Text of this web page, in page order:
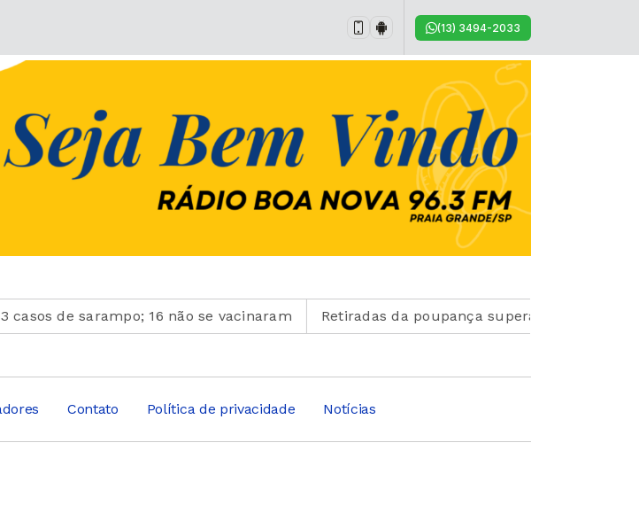
(13) 3494-2033
sarampo; 16 não se vacinaram Retiradas da poupança superam depósitos em R$
Contato Política de privacidade Notícias